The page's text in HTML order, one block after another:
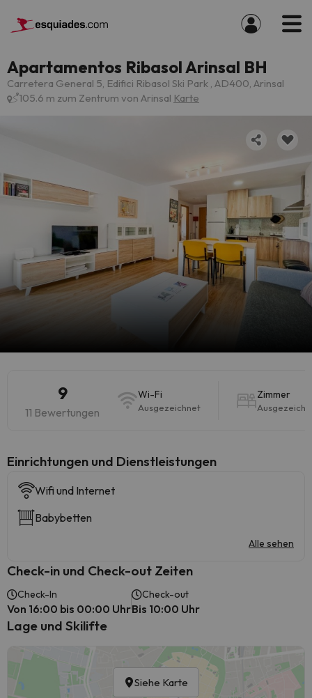
Apartamentos Ribasol Arinsal BH
Carretera General 5, Edifici Ribasol Ski Park , AD400, Arinsal
105.6 m zum Zentrum von Arinsal Karte
9
11 Bewertungen
Wi-Fi
Ausgezeichnet
Zimmer
​Einrichtungen und Dienstleistungen
Wifi und Internet
Babybetten
Alle sehen
Check-in und Check-out Zeiten
Check-In
Von 16:00 bis 00:00 Uhr
Check-out
Bis 10:00 Uhr
Lage und Skilifte
Siehe Karte